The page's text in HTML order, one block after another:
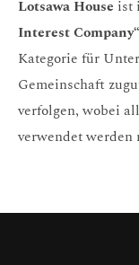
Lotsawa House ist
Interest Company“
Kategorie für
Gemeinschaft
verfolgen, wobei
verwendet werden